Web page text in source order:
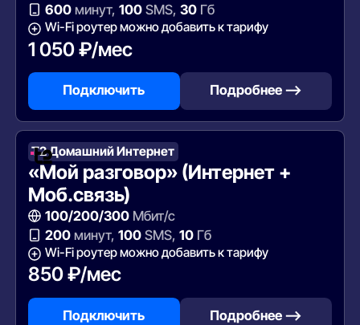
600минут, 100SMS, 30Гб
Wi-Fi роутер можно добавить к тарифу
1 050 ₽/мес
Подключить Подробнее —>
Т2 Домашний Интернет
«Мой разговор» (Интернет +
Моб.связь)
100/200/300Мбит/с
200минут, 100SMS, 10Гб
Wi-Fi роутер можно добавить к тарифу
850 ₽/мес
Подключить Подробнее —>